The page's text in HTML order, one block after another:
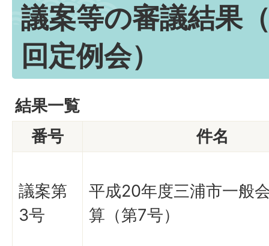
議案等の審議結果
回定例会）
結果一覧
番号
件名
議案第
3号
平成20年度三浦市一般
算（第7号）